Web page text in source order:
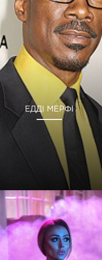
ЕДДІ МЕРФІ